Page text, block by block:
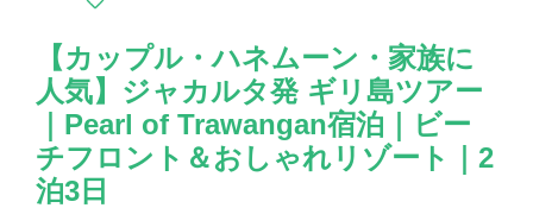
【カップル・ハネムーン・家族に
人気】ジャカルタ発 ギリ島ツアー
｜Pearl of Trawangan宿泊｜ビー
チフロント＆おしゃれリゾート｜2
泊3日